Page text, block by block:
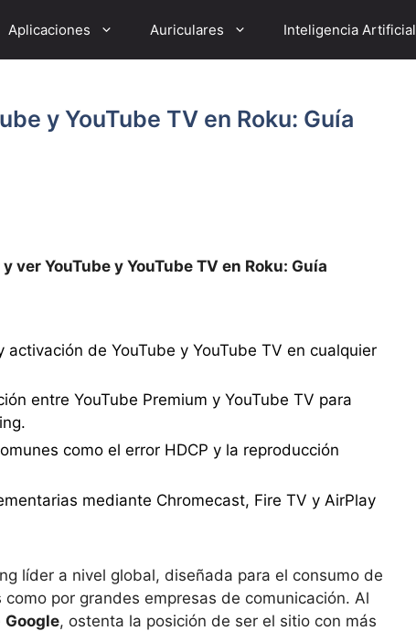
Aplicaciones Auriculares Inteligencia Artificial
y YouTube TV en Roku: Guía
ver YouTube y YouTube TV en Roku: Guía
de YouTube y YouTube TV en cualquier
entre YouTube Premium y YouTube TV para
como el error HDCP y la reproducción
mediante Chromecast, Fire TV y AirPlay
líder a nivel global, diseñada para el consumo de
por grandes empresas de comunicación. Al
Google, ostenta la posición de ser el sitio con más